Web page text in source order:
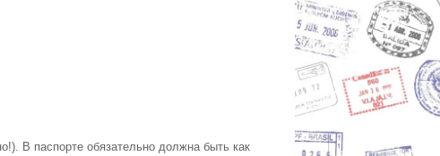
В паспорте обязательно должна быть как